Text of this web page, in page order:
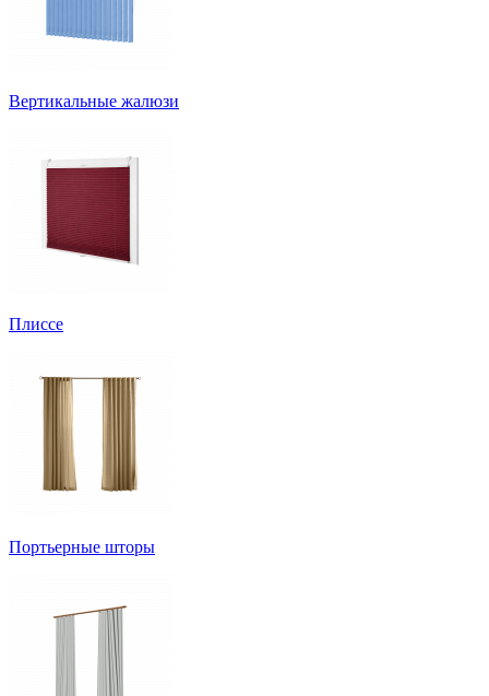
Вертикальные жалюзи
Плиссе
Портьерные шторы